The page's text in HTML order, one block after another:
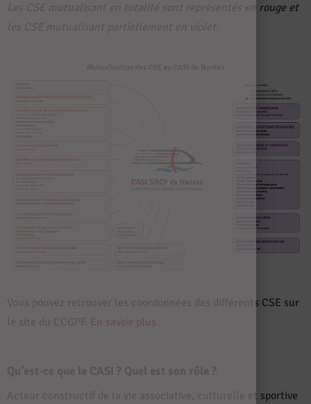
Les CSE mutualisant en totalité sont représentés en rouge et
Vous pouvez retrouver les coordonnées des différents CSE sur
En savoir plus
Acteur constructif de la vie associative, culturelle et sportive